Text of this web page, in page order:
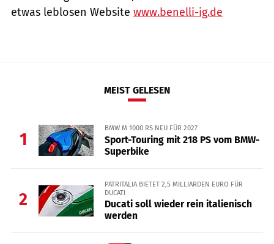
etwas leblosen Website www.benelli-ig.de
MEIST GELESEN
1
BMW M 1000 RS NEU FÜR 2027
Sport-Touring mit 218 PS vom BMW-
Superbike
2
PATRITALIA BIETET 2,5 MILLIARDEN EURO FÜR
DUCATI
Ducati soll wieder rein italienisch
werden